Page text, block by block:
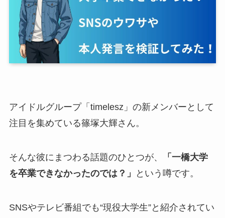
アイドルグループ「timelesz」の新メンバーとして
注目を集めている篠塚大輝さん。
そんな彼にまつわる話題のひとつが、
「一橋大学
を卒業できなかったのでは？」
という噂です。
SNSやテレビ番組でも“現役大学生”と紹介されてい